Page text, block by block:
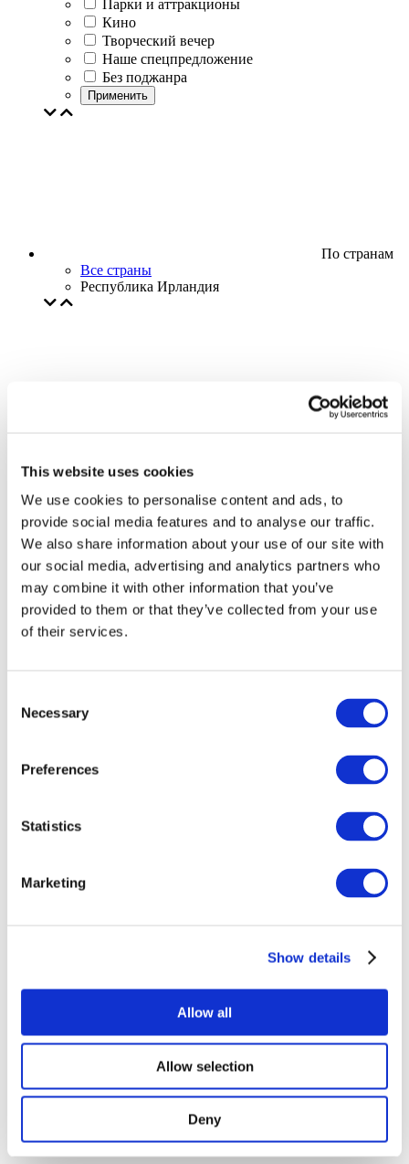
This website uses cookies
We use cookies to personalise content and ads, to
provide social media features and to analyse our traffic.
We also share information about your use of our site with
our social media, advertising and analytics partners who
may combine it with other information that you’ve
provided to them or that they’ve collected from your use
of their services.
Selection
Necessary
Preferences
Statistics
Marketing
Show details
Allow all
Allow selection
Deny
Парки и аттракционы
Кино
Творческий вечер
Наше спецпредложение
Без поджанра
Применить
По странам
Все страны
Республика Ирландия
Мероприятия
Наше спецпредложение
Без поджанра